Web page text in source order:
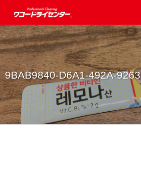
9BAB9840-D6A1-492A-